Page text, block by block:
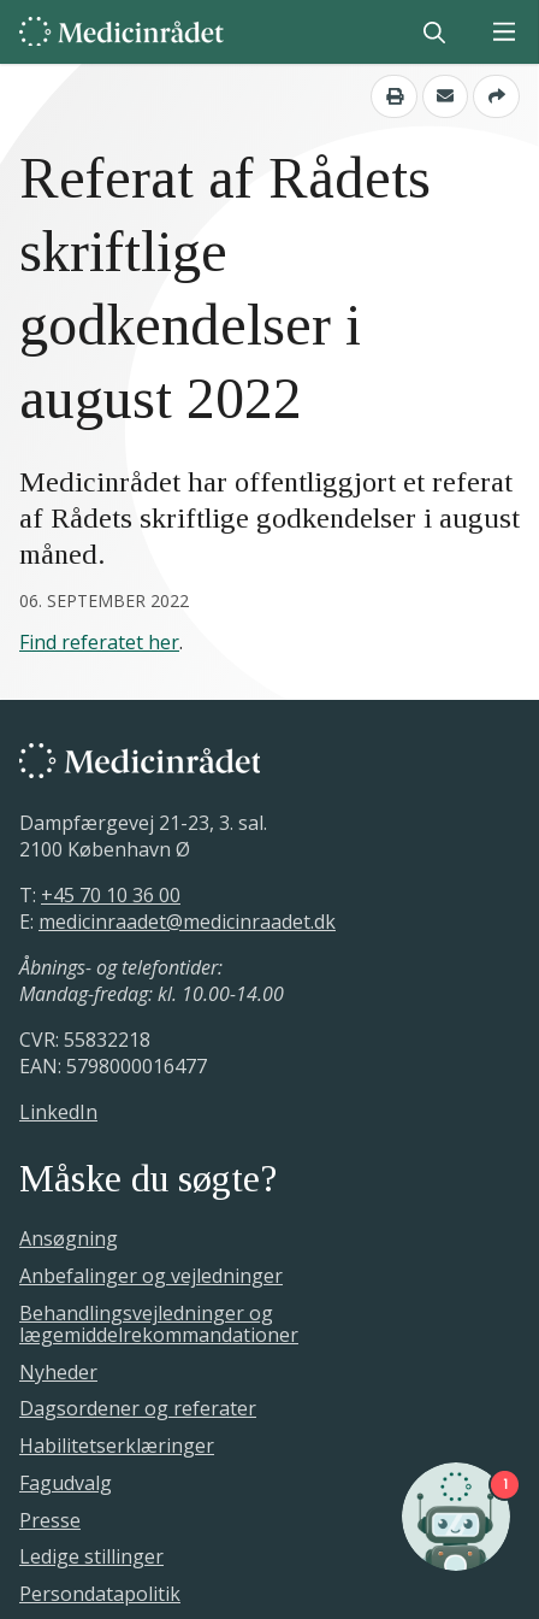
Referat af Rådets
skriftlige
godkendelser i
august 2022
Medicinrådet har offentliggjort et referat
af Rådets skriftlige godkendelser i august
måned.
06. SEPTEMBER 2022
Find referatet her.
Dampfærgevej 21-23, 3. sal.
2100 København Ø
T: +45 70 10 36 00
E: medicinraadet@medicinraadet.dk
Åbnings- og telefontider:
Mandag-fredag: kl. 10.00-14.00
CVR: 55832218
EAN: 5798000016477
LinkedIn
Måske du søgte?
Ansøgning
Anbefalinger og vejledninger
Behandlingsvejledninger og
lægemiddelrekommandationer
Nyheder
Dagsordener og referater
Habilitetserklæringer
Fagudvalg
Presse
Ledige stillinger
Persondatapolitik
1